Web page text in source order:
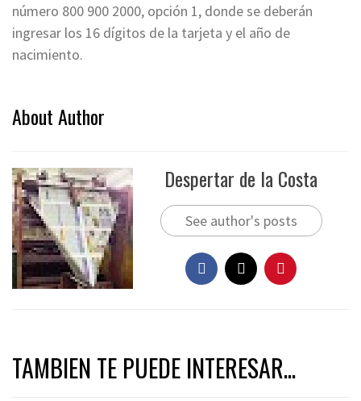
número 800 900 2000, opción 1, donde se deberán
ingresar los 16 dígitos de la tarjeta y el año de
nacimiento.
About Author
Despertar de la Costa
See author's posts
TAMBIEN TE PUEDE INTERESAR...